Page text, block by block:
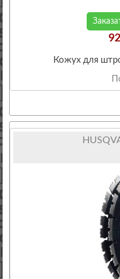
Кожух для